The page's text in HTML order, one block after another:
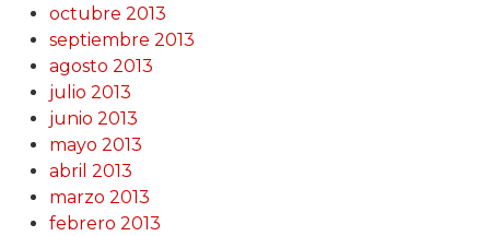
octubre 2013
septiembre 2013
agosto 2013
julio 2013
junio 2013
mayo 2013
abril 2013
marzo 2013
febrero 2013